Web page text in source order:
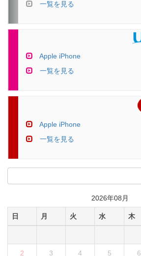
一覧を見る
Apple iPhone
一覧を見る
Apple iPhone
一覧を見る
2026年08月
日 月 火 水 木
2 3 4 5 6